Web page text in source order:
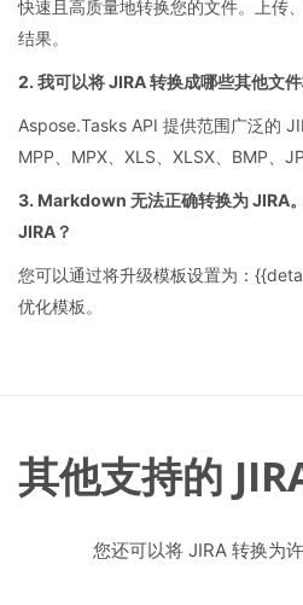
快速且高质量地转换您的文件。上传
结果。
2. 我可以将 JIRA 转换成哪些其他文件
Aspose.Tasks API 提供范围广泛的
MPP、MPX、XLS、XLSX、BMP、
3. Markdown 无法正确转换为 JIRA
JIRA？
您可以通过将升级模板设置为：
优化模板。
其他支持的
您还可以将 JIRA 转换为